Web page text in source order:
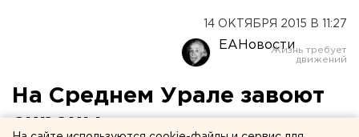
14 ОКТЯБРЯ 2015 В 11:27
ЕАНовости
На Среднем Урале завоют
сирены